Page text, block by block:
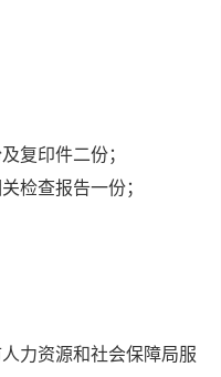
复印件二份；
检查报告一份；
力资源和社会保障局服